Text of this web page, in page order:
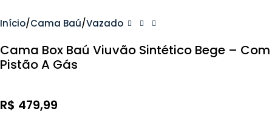
Início Cama Baú Vazado
Cama Box Baú Viuvão Sintético Bege – Com
Pistão A Gás
R$ 479,99